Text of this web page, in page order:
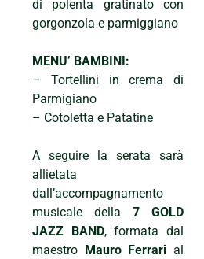
di polenta gratinato con
gorgonzola e parmiggiano
MENU’ BAMBINI:
– Tortellini in crema di
Parmigiano
– Cotoletta e Patatine
A seguire la serata sarà
allietata
dall’accompagnamento
musicale della7 GOLD
JAZZ BAND, formata dal
maestro Mauro Ferrari al